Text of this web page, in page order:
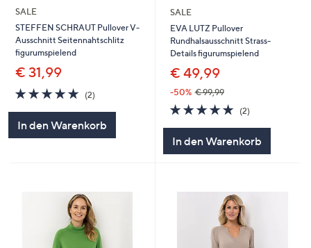
SALE
STEFFEN SCHRAUT Pullover V-
Ausschnitt Seitennahtschlitz
figurumspielend
€ 31,99
5.0
von
(2)
In den Warenkorb
SALE
EVA LUTZ Pullover
Rundhalsausschnitt Strass-
Details figurumspielend
€ 49,99
-50% € 99,99
5.0
von
(2)
In den Warenkorb